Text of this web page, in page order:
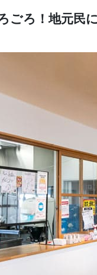
ごろ！地元民